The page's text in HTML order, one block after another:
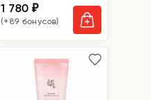
1 780₽
(+89 бонусов)